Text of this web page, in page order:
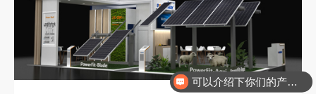
可以介绍下你们的产品么